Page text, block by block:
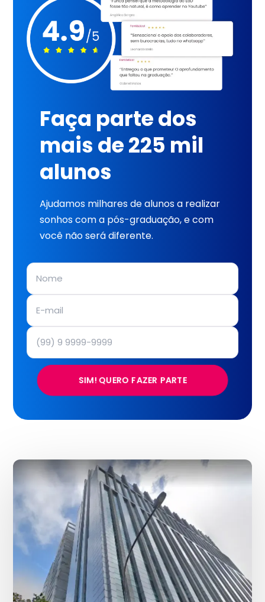
Faça parte dos
mais de 225 mil
alunos
Ajudamos milhares de alunos a realizar
sonhos com a pós-graduação, e com
você não será diferente.
SIM! QUERO FAZER PARTE